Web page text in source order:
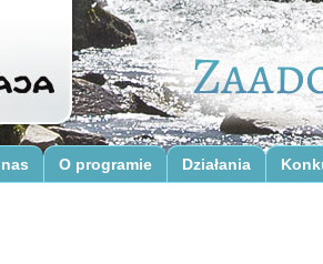
O programie Działania